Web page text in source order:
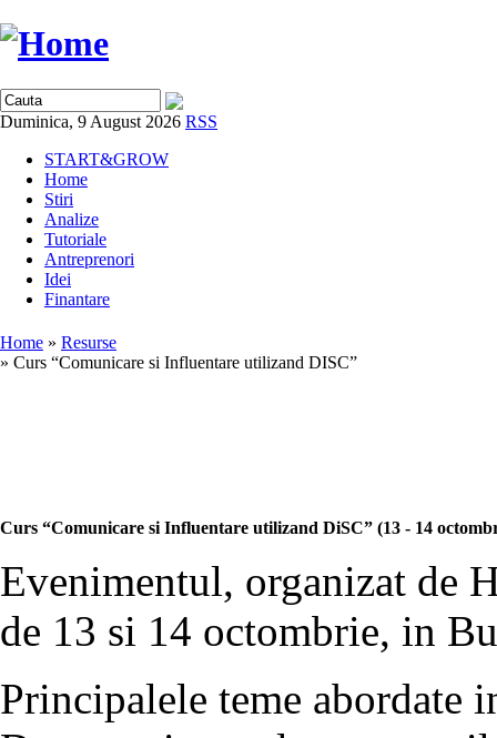
Duminica, 9 August 2026 RSS
START&GROW
Home
Stiri
Analize
Tutoriale
Antreprenori
Idei
Finantare
Home » Resurse
» Curs “Comunicare si Influentare utilizand DISC”
Curs “Comunicare si Influentare utilizand DiSC” (13 - 14
Evenimentul, organizat de
de 13 si 14 octombrie, in
Principalele teme